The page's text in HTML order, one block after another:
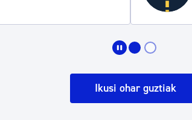
Ikusi ohar guztiak